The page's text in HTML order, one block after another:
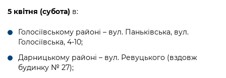
5 квітня (субота) в:
Голосіївському районі – вул. Паньківська, вул.
Голосіївська, 4-10;
Дарницькому районі – вул. Ревуцького (вздовж
будинку № 27);